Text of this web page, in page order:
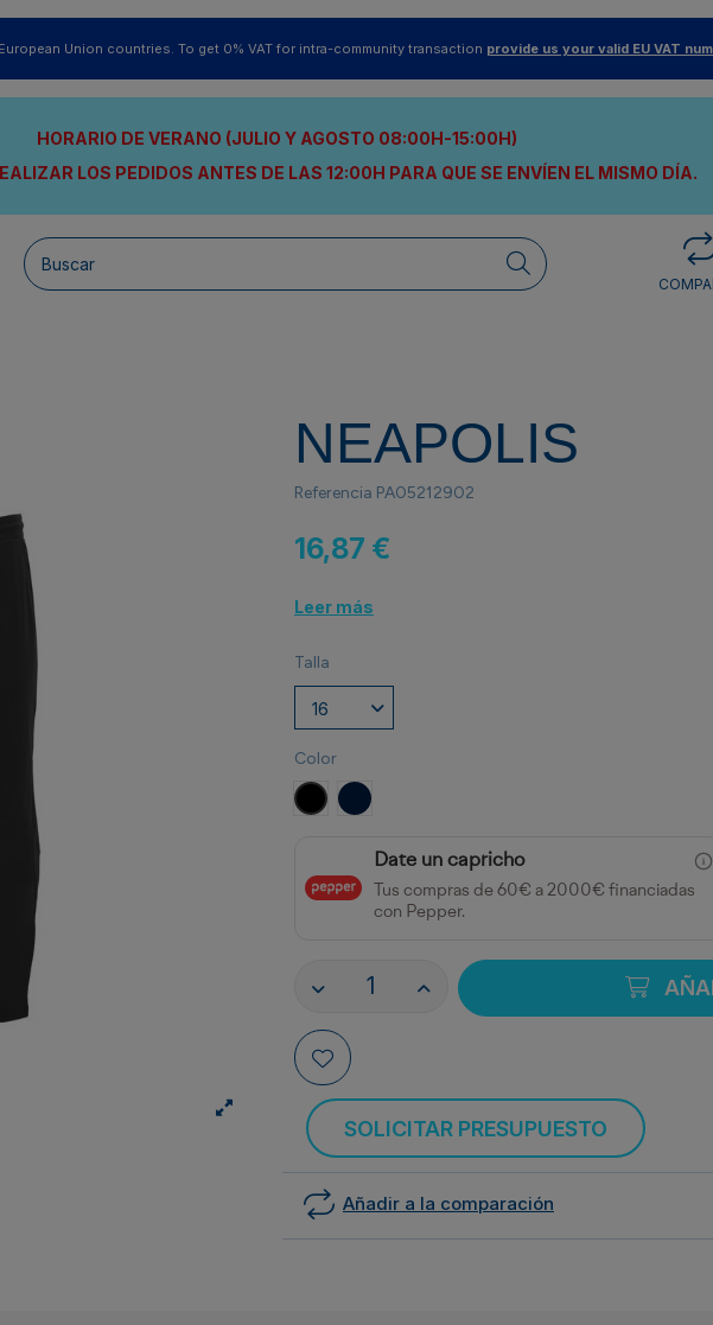
Union countries. To get 0% VAT for intra-community transaction provide us your valid EU VAT
HORARIO DE VERANO (JULIO Y AGOSTO 08:00H-15:00H)
LOS PEDIDOS ANTES DE LAS 12:00H PARA QUE SE ENVÍEN EL MISMO DÍA.
NEAPOLIS
Referencia PA05212902
16,87 €
Leer más
Talla
Color
NEGRO MARINO
Date un capricho
Tus compras de 60€ a 2000€ financiadas
con Pepper.
SOLICITAR PRESUPUESTO
Añadir a la comparación